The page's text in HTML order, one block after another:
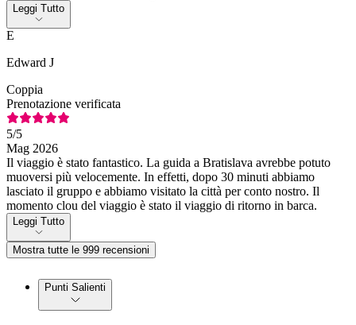
Leggi Tutto
E
Edward J
Coppia
Prenotazione verificata
5/5
Mag 2026
Il viaggio è stato fantastico. La guida a Bratislava avrebbe potuto
muoversi più velocemente. In effetti, dopo 30 minuti abbiamo
lasciato il gruppo e abbiamo visitato la città per conto nostro. Il
momento clou del viaggio è stato il viaggio di ritorno in barca.
Leggi Tutto
Mostra tutte le 999 recensioni
Punti Salienti